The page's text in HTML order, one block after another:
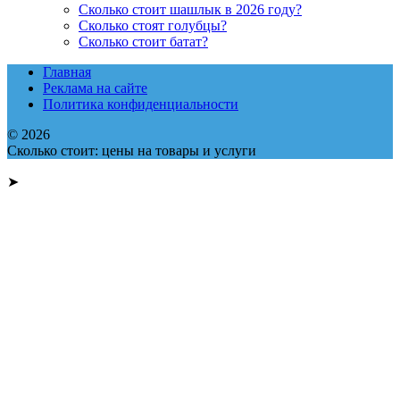
Сколько стоит шашлык в 2026 году?
Сколько стоят голубцы?
Сколько стоит батат?
Главная
Реклама на сайте
Политика конфиденциальности
© 2026
Сколько стоит: цены на товары и услуги
➤